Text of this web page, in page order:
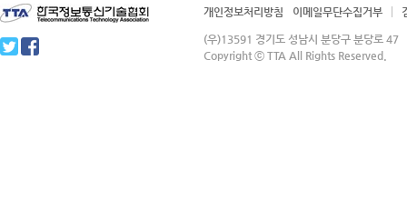
개인정보처리방침 이메일무단수집거부
(우)13591 경기도 성남시 분당구 분당로
Copyright ⓒ TTA All Rights Reserved.